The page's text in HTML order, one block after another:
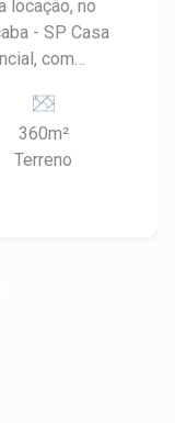
locação, no
SP Casa
com
da
2 suítes
360m²
Terreno